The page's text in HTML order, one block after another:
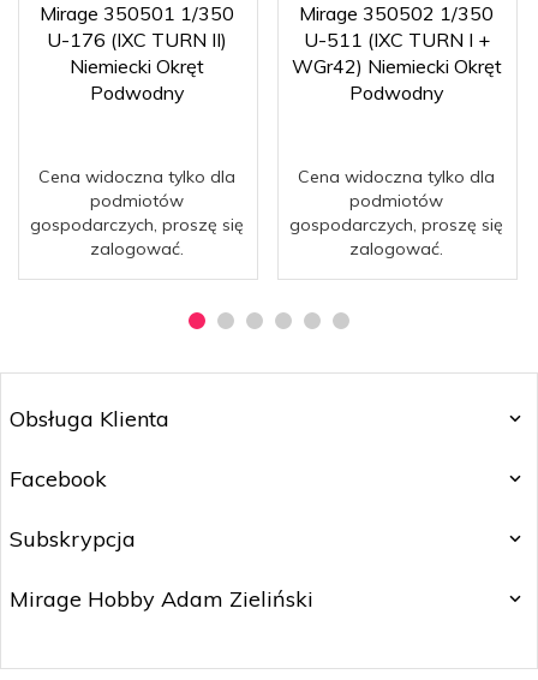
Mirage 350501 1/350
U-176 (IXC TURN II)
Niemiecki Okręt
Podwodny
Cena widoczna tylko dla
podmiotów
gospodarczych, proszę się
zalogować.
Mirage 350502 1/350
U-511 (IXC TURN I +
WGr42) Niemiecki Okręt
Podwodny
Cena widoczna tylko dla
podmiotów
gospodarczych, proszę się
zalogować.
Obsługa Klienta
Facebook
Subskrypcja
Mirage Hobby Adam Zieliński